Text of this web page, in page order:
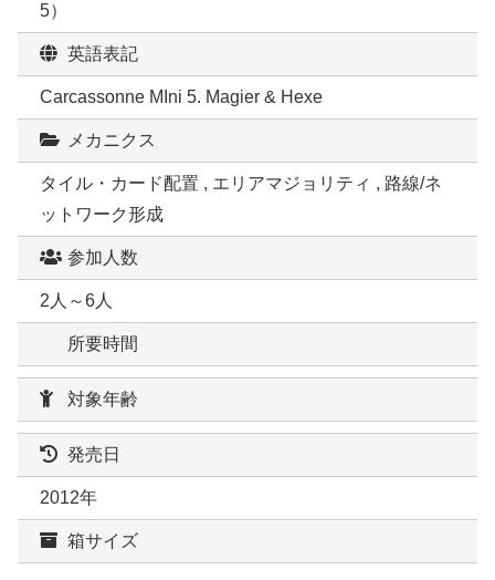
5）
英語表記
Carcassonne MIni 5. Magier & Hexe
メカニクス
タイル・カード配置 , エリアマジョリティ , 路線/ネ
ットワーク形成
参加人数
2人～6人
所要時間
対象年齢
発売日
2012年
箱サイズ